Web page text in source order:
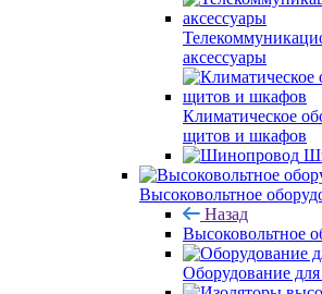
аксессуары
Климатическое
щитов и шкафов
Высоковольтное
Назад
Высоковольтное
Оборудование